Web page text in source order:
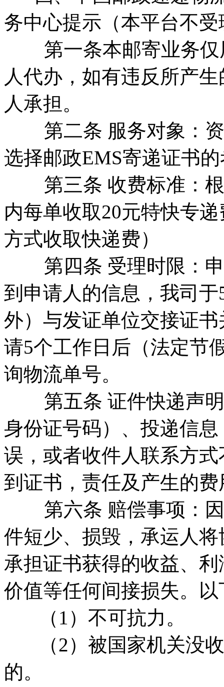
务中心提示（本平台不
第一条本邮寄业务仅
人代办，如有违反所产
人承担。
第二条 服务对象：资
选择邮政EMS寄递证书
第三条 收费标准：根
内每单收取20元特快专
方式收取快递费）
第四条 受理时限：申
到申请人的信息，我司
外）与发证单位交接证
请5个工作日后（法定节
询物流单号。
第五条 证件快递声明
身份证号码）、投递信
误，或者收件人联系方
到证书，责任及产生的
第六条 赔偿事项：因
件短少、损毁，承运人
承担证书获得的收益、
价值等任何间接损失。
（1）不可抗力。
（2）被国家机关没收
的。